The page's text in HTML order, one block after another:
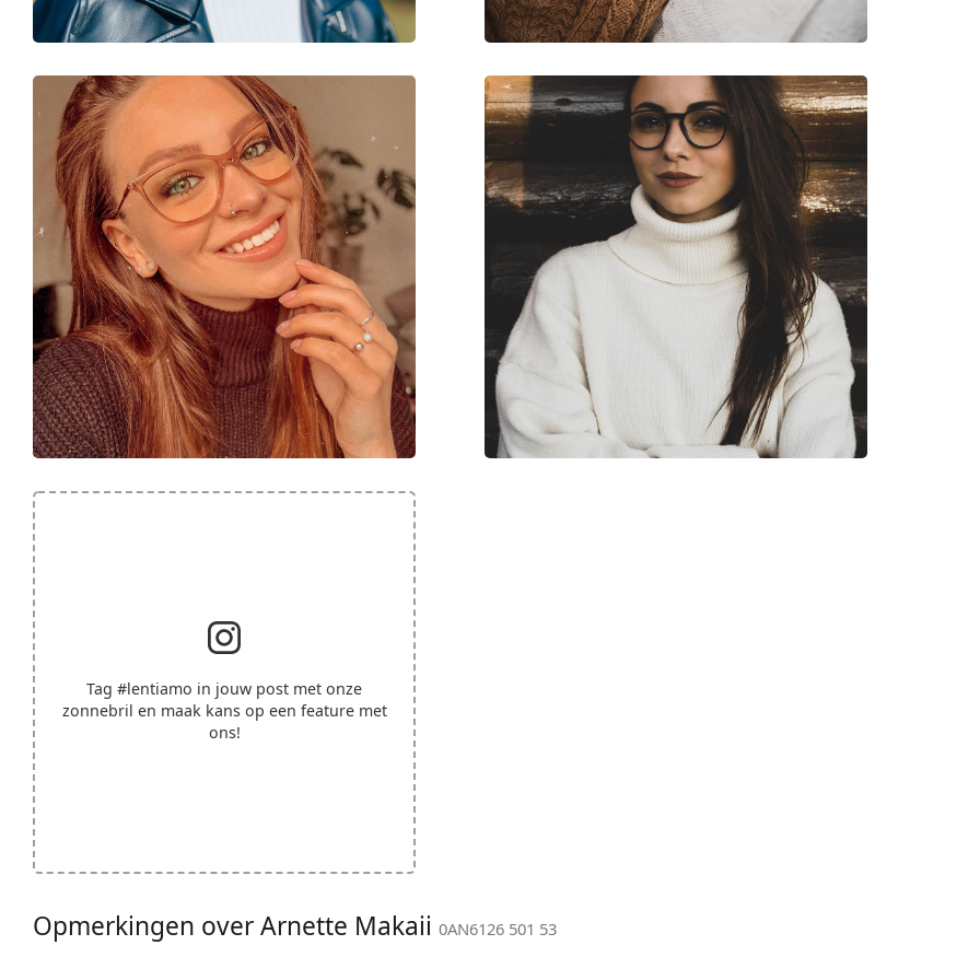
Code:
0AN6126 501 53
Tag #lentiamo in jouw post met onze
zonnebril en maak kans op een feature met
ons!
Opmerkingen over Arnette Makaii 0AN6126 501 53